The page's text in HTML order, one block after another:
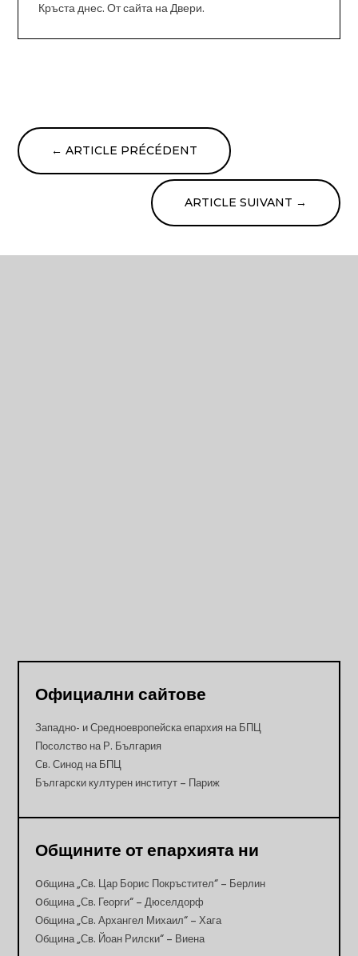
Кръста днес. От сайта на Двери.
←ARTICLE PRÉCÉDENT
ARTICLE SUIVANT →
Официални сайтове
Западно- и Средноевропейска епархия на БПЦ
Посолство на Р. България
Св. Синод на БПЦ
Български културен институт – Париж
Общините от епархията ни
Oбщина „Св. Цар Борис Покръстител“ – Берлин
Oбщина „Св. Георги“ – Дюселдорф
Община „Св. Архангел Михаил“ – Хага
Община „Св. Йоан Рилски“ – Виена